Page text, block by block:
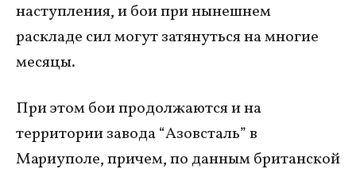
наступления, и бои при нынешнем
раскладе сил могут затянуться на многие
месяцы.
При этом бои продолжаются и на
территории завода “Азовсталь” в
Мариуполе, причем, по данным британской